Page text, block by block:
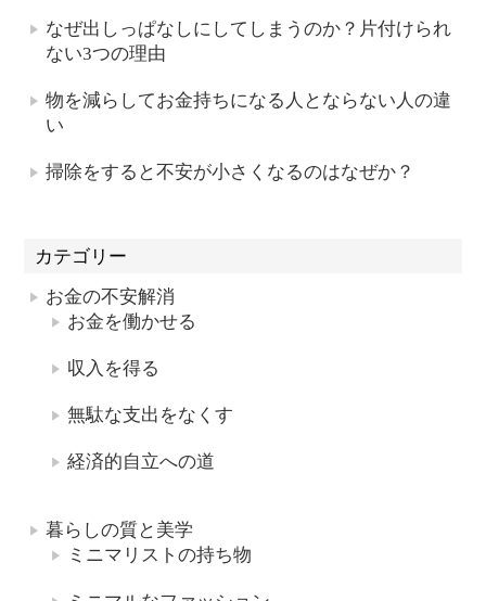
なぜ出しっぱなしにしてしまうのか？片付けられ
ない3つの理由
物を減らしてお金持ちになる人とならない人の違
い
掃除をすると不安が小さくなるのはなぜか？
カテゴリー
お金の不安解消
お金を働かせる
収入を得る
無駄な支出をなくす
経済的自立への道
暮らしの質と美学
ミニマリストの持ち物